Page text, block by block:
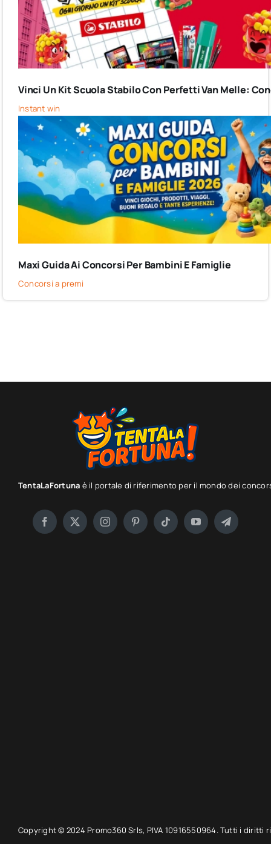
Vinci Un Kit Scuola Stabilo Con Perfetti Van Melle:
Instant win
Maxi Guida Ai Concorsi Per Bambini E Famiglie
Concorsi a premi
TentaLaFortuna è il portale di riferimento per il mondo dei
Copyright © 2024 Promo360 Srls, PIVA 10916550964. Tutti i diritti